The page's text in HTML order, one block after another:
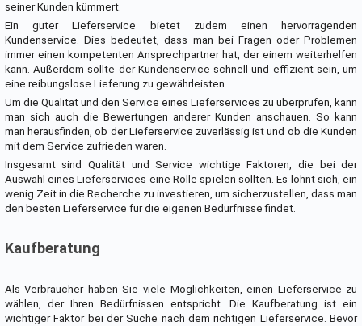
seiner Kunden kümmert.
Ein guter Lieferservice bietet zudem einen hervorragenden
Kundenservice. Dies bedeutet, dass man bei Fragen oder Problemen
immer einen kompetenten Ansprechpartner hat, der einem weiterhelfen
kann. Außerdem sollte der Kundenservice schnell und effizient sein, um
eine reibungslose Lieferung zu gewährleisten.
Um die Qualität und den Service eines Lieferservices zu überprüfen, kann
man sich auch die Bewertungen anderer Kunden anschauen. So kann
man herausfinden, ob der Lieferservice zuverlässig ist und ob die Kunden
mit dem Service zufrieden waren.
Insgesamt sind Qualität und Service wichtige Faktoren, die bei der
Auswahl eines Lieferservices eine Rolle spielen sollten. Es lohnt sich, ein
wenig Zeit in die Recherche zu investieren, um sicherzustellen, dass man
den besten Lieferservice für die eigenen Bedürfnisse findet.
Kaufberatung
Als Verbraucher haben Sie viele Möglichkeiten, einen Lieferservice zu
wählen, der Ihren Bedürfnissen entspricht. Die Kaufberatung ist ein
wichtiger Faktor bei der Suche nach dem richtigen Lieferservice. Bevor